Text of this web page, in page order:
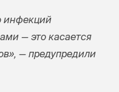
инфекций
— это касается
— предупредили